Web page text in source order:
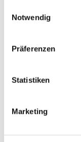
Notwendig
Präferenzen
Statistiken
Marketing